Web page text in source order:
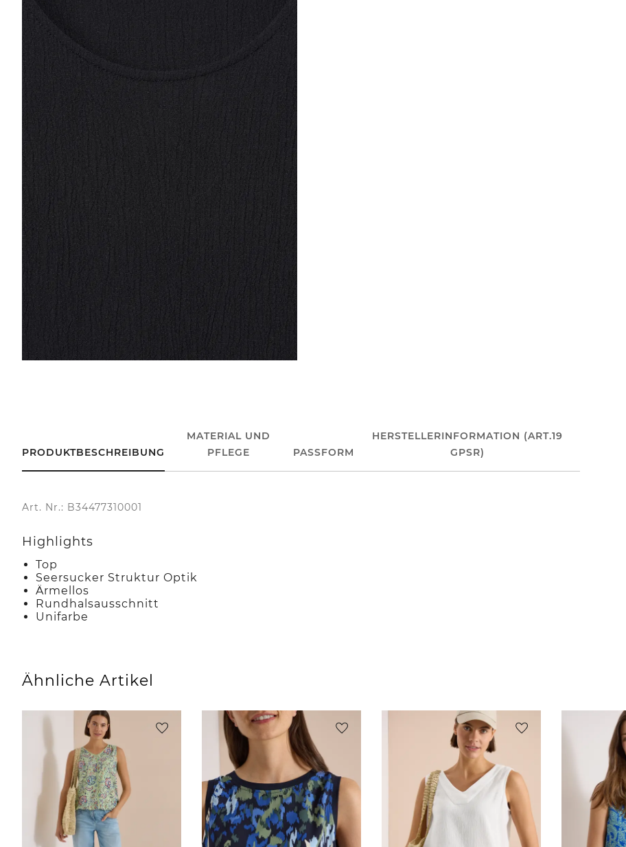
PRODUKTBESCHREIBUNG
MATERIAL UND
PFLEGE
PASSFORM
HERSTELLERINFORMATION (ART.19
GPSR)
Art. Nr.: B34477310001
Highlights
Top
Seersucker Struktur Optik
Ärmellos
Rundhalsausschnitt
Unifarbe
Ähnliche Artikel